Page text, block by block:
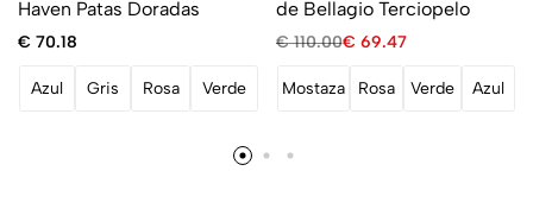
Haven Patas Doradas
€ 70.18
Azul Gris Rosa Verde
de Bellagio Terciopelo
€110.00€ 69.47
Mostaza Rosa Verde Azul